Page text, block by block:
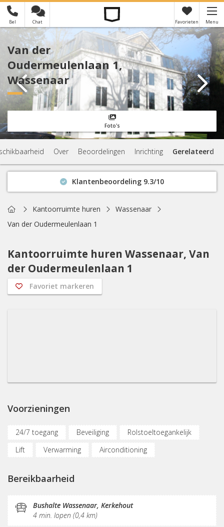
Bel Chat Favorieten Menu
Je hebt nog geen favorieten ×
Van der
Oudermeulenlaan 1,
Wassenaar
Foto's
Over Beoordelingen Inrichting Gerelateerd
Klantenbeoordeling 9.3/10
Actuele beschikbaarheid
HomeKantoorruimte huren
Wassenaar
Van der Oudermeulenlaan 1
Kantoorruimte huren Wassenaar, Van
der Oudermeulenlaan 1
Favoriet markeren
Voorzieningen
24/7 toegang Beveiliging
Rolstoeltoegankelijk
Lift
Verwarming
Airconditioning
Fietsenstalling
Opslagruimte
Internetmogelijkheden
KVK-inschrijving
Sociaal hart
Bereikbaarheid
Bushalte Wassenaar, Kerkehout
4 min. lopen (0,4 km)